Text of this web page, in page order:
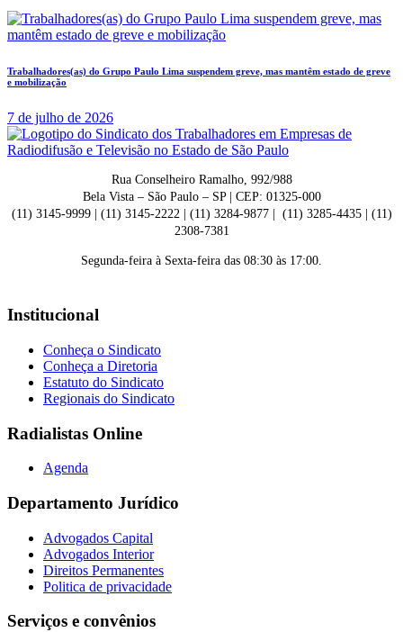
Trabalhadores(as) do Grupo Paulo Lima suspendem greve, mas mantêm estado de greve
e mobilização
7 de julho de 2026
Rua Conselheiro Ramalho, 992/988
Bela Vista – São Paulo – SP | CEP: 01325-000
(11) 3145-9999 | (11) 3145-2222 | (11) 3284-9877 | (11) 3285-4435 | (11)
2308-7381
Segunda-feira à Sexta-feira das 08:30 às 17:00.
Institucional
Conheça o Sindicato
Conheça a Diretoria
Estatuto do Sindicato
Regionais do Sindicato
Radialistas Online
Agenda
Departamento Jurídico
Advogados Capital
Advogados Interior
Direitos Permanentes
Politica de privacidade
Serviços e convênios